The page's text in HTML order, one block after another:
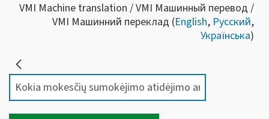
VMI Machine translation / VMI Машинный перевод /
VMI Машинний переклад (English, Русский,
Українська)